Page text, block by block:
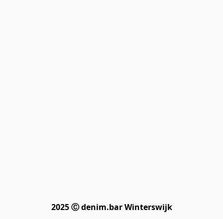
2025 Ⓒ denim.bar Winterswijk